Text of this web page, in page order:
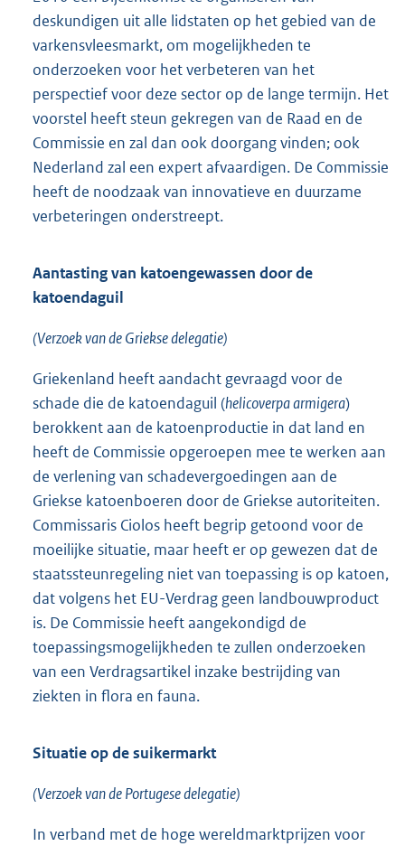
deskundigen uit alle lidstaten op het gebied van de
varkensvleesmarkt, om mogelijkheden te
onderzoeken voor het verbeteren van het
perspectief voor deze sector op de lange termijn. Het
voorstel heeft steun gekregen van de Raad en de
Commissie en zal dan ook doorgang vinden; ook
Nederland zal een expert afvaardigen. De Commissie
heeft de noodzaak van innovatieve en duurzame
verbeteringen onderstreept.
Aantasting van katoengewassen door de
katoendaguil
(Verzoek van de Griekse delegatie)
Griekenland heeft aandacht gevraagd voor de
schade die de katoendaguil (helicoverpa armigera)
berokkent aan de katoenproductie in dat land en
heeft de Commissie opgeroepen mee te werken aan
de verlening van schadevergoedingen aan de
Griekse katoenboeren door de Griekse autoriteiten.
Commissaris Ciolos heeft begrip getoond voor de
moeilijke situatie, maar heeft er op gewezen dat de
staatssteunregeling niet van toepassing is op katoen,
dat volgens het EU-Verdrag geen landbouwproduct
is. De Commissie heeft aangekondigd de
toepassingsmogelijkheden te zullen onderzoeken
van een Verdragsartikel inzake bestrijding van
ziekten in flora en fauna.
Situatie op de suikermarkt
(Verzoek van de Portugese delegatie)
In verband met de hoge wereldmarktprijzen voor